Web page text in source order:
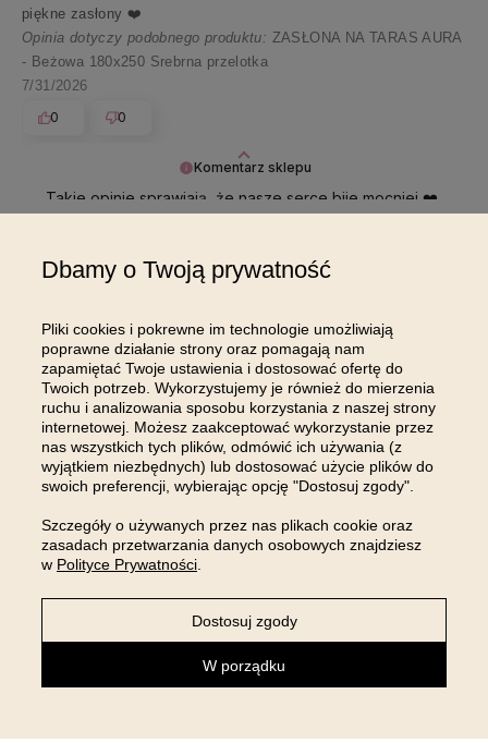
Komentarz sklepu
Takie opinie sprawiają, że nasze serce bije mocniej ❤️
piękne zasłony ❤️
Opinia dotyczy podobnego produktu: ZASŁONA NA TARAS AURA
- Beżowa 180x250 Srebrna przelotka
7/31/2026
0
0
DOŁĄCZ DO NAS NA
INSTAGRAMIE
Dbamy o Twoją prywatność
Pliki cookies i pokrewne im technologie umożliwiają
poprawne działanie strony oraz pomagają nam
zapamiętać Twoje ustawienia i dostosować ofertę do
Twoich potrzeb. Wykorzystujemy je również do mierzenia
ruchu i analizowania sposobu korzystania z naszej strony
internetowej. Możesz zaakceptować wykorzystanie przez
nas wszystkich tych plików, odmówić ich używania (z
wyjątkiem niezbędnych) lub dostosować użycie plików do
swoich preferencji, wybierając opcję "Dostosuj zgody".
Szczegóły o używanych przez nas plikach cookie oraz
zasadach przetwarzania danych osobowych znajdziesz
w Polityce Prywatności
W porządku
Dostosuj zgody